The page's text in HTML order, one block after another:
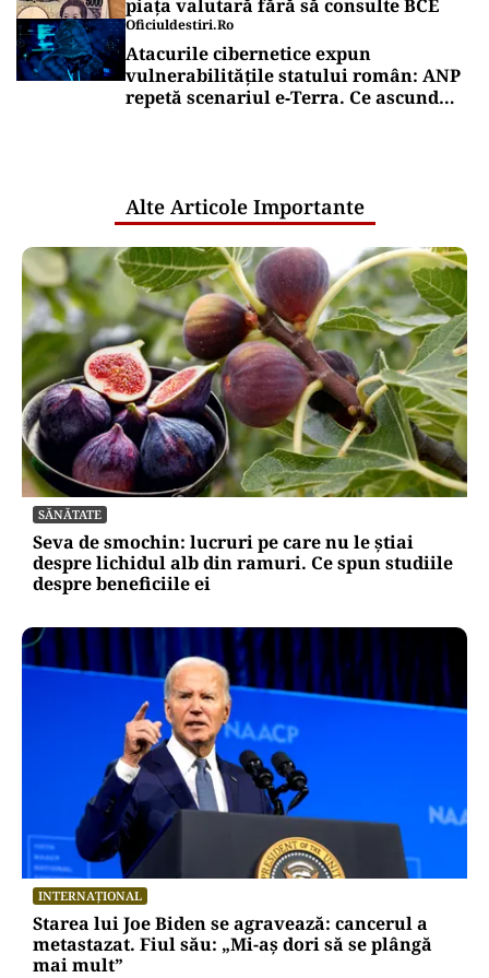
piața valutară fără să consulte BCE
Oficiuldestiri.ro
Atacurile cibernetice expun
vulnerabilitățile statului român: ANP
repetă scenariul e‑Terra. Ce ascund
Alte Articole Importante
SĂNĂTATE
Seva de smochin: lucruri pe care nu le știai
despre lichidul alb din ramuri. Ce spun studiile
despre beneficiile ei
INTERNAȚIONAL
Starea lui Joe Biden se agravează: cancerul a
metastazat. Fiul său: „Mi-aș dori să se plângă
mai mult”